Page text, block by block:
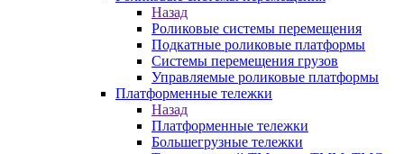
Назад
Роликовые системы перемещения
Подкатные роликовые платформы
Системы перемещения грузов
Управляемые роликовые платформы
Платформенные тележки
Назад
Платформенные тележки
Большегрузные тележки